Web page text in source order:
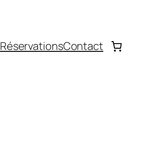
RéservationsContact